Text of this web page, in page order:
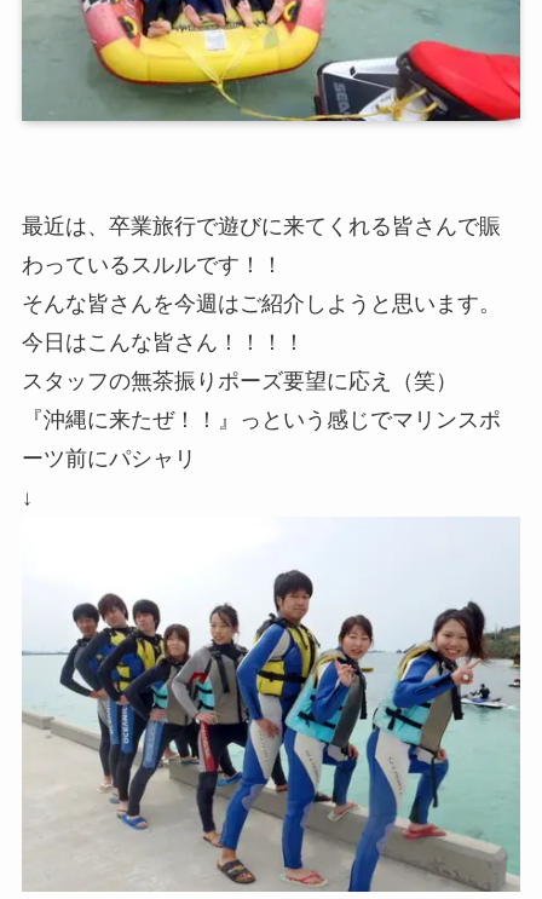
最近は、卒業旅行で遊びに来てくれる皆さんで賑
わっているスルルです！！
そんな皆さんを今週はご紹介しようと思います。
今日はこんな皆さん！！！！
スタッフの無茶振りポーズ要望に応え（笑）
『沖縄に来たぜ！！』っという感じでマリンスポ
ーツ前にパシャリ
↓